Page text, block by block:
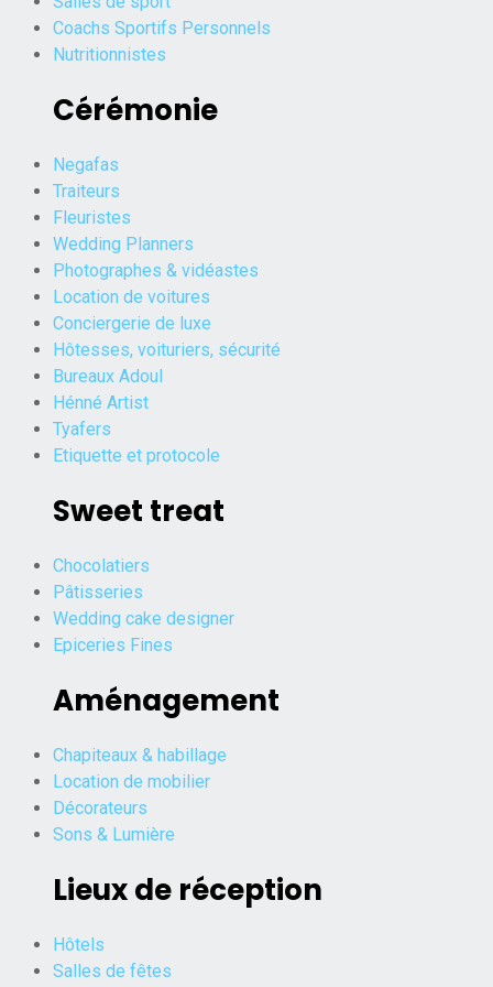
Coachs Sportifs Personnels
Nutritionnistes
Cérémonie
Negafas
Traiteurs
Fleuristes
Wedding Planners
Photographes & vidéastes
Location de voitures
Conciergerie de luxe
Hôtesses, voituriers, sécurité
Bureaux Adoul
Hénné Artist
Tyafers
Etiquette et protocole
Sweet treat
Chocolatiers
Pâtisseries
Wedding cake designer
Epiceries Fines
Aménagement
Chapiteaux & habillage
Location de mobilier
Décorateurs
Sons & Lumière
Lieux de réception
Hôtels
Salles de fêtes